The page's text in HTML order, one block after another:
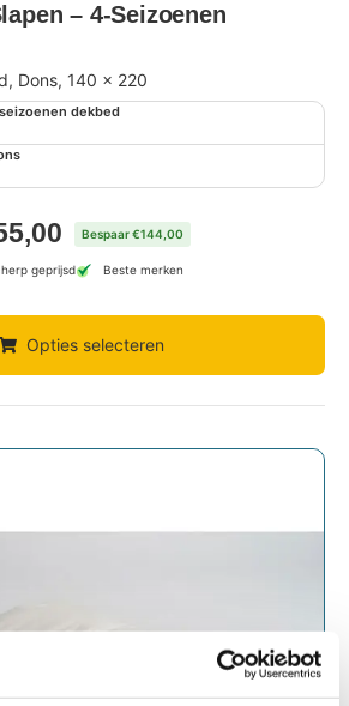
– 4-Seizoenen
Dons, 140 x 220
dekbed
Bespaar €144,00
geprijsd Beste merken
Opties selecteren